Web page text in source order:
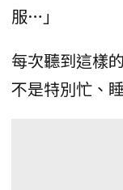
服…」
每次聽到這樣
不是特別忙、